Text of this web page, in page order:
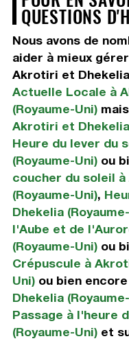
QUESTIONS
Nous avons de
aider à mieux
Akrotiri et Dhekelia
Actuelle Locale à
(Royaume-Uni)
Akrotiri et Dhekelia
Heure du lever du
(Royaume-Uni)ou
coucher du soleil
(Royaume-Uni),
Dhekelia
l'Aube et de
(Royaume-Uni)ou
Crépuscule à
Uni)ou bien encore
Dhekelia
Passage à l'heure
(Royaume-Uni)et